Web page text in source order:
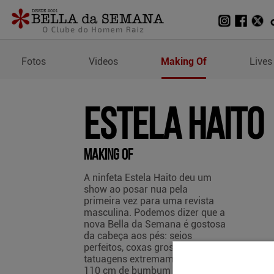
Making Of de Estela Haito
Fotos Videos Making Of Lives
Estela Haito
Making Of
A ninfeta Estela Haito deu um
show ao posar nua pela
primeira vez para uma revista
masculina. Podemos dizer que a
nova Bella da Semana é gostosa
da cabeça aos pés: seios
perfeitos, coxas grossas,
tatuagens extremamente sexys,
110 cm de bumbum e um olhar